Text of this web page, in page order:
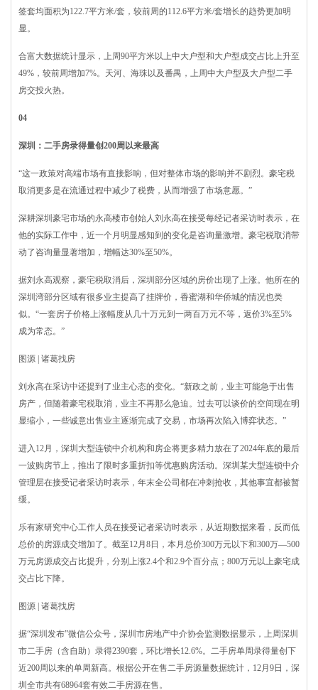
签套均面积为122.7平方米/套，较前周的112.6平方米/套增长的趋势更加明
显。
合富大数据统计显示，上周90平方米以上中大户型和大户型成交占比上升至
49%，较前周增加7%。天河、海珠以及番禺，上周中大户型及大户型二手
房交投火热。
04
深圳：二手房录得量创200周以来最高
“这一政策对高端市场有直接影响，但对整体市场的影响并不剧烈。豪宅税
取消更多是在流通过程中减少了税费，从而增强了市场意愿。”
深耕深圳豪宅市场的永高楼市创始人刘永高在接受每经记者采访时表示，在
他的实际工作中，近一个月明显感知到的变化是咨询量激增。豪宅税取消带
动了咨询量显著增加，增幅达30%至50%。
据刘永高观察，豪宅税取消后，深圳部分区域的房价出现了上涨。他所在的
深圳湾部分区域有很多业主提高了挂牌价，香蜜湖和华侨城的情况也类
似。“一套房子价格上涨幅度从几十万元到一两百万元不等，返价3%至5%
成为常态。”
图源 | 诸葛找房
刘永高在采访中还提到了业主心态的变化。“新政之前，业主可能急于出售
房产，但随着豪宅税取消，业主不再那么急迫。过去可以谈价的空间现在明
显缩小，一些诚意出售业主逐渐完成了交易，市场再次陷入博弈状态。”
进入12月，深圳大型连锁中介机构和房企将更多精力放在了2024年底的最后
一波购房节上，推出了限时多重折扣等优惠购房活动。深圳某大型连锁中介
管理层在接受记者采访时表示，年末全公司都在冲刺抢收，其他事宜都被暂
缓。
乐有家研究中心工作人员在接受记者采访时表示，从近期数据来看，反而低
总价的房源成交增加了。截至12月8日，本月总价300万元以下和300万—500
万元房源成交占比提升，分别上涨2.4个和2.9个百分点；800万元以上豪宅成
交占比下降。
图源 | 诸葛找房
据“深圳发布”微信公众号，深圳市房地产中介协会监测数据显示，上周深圳
市二手房（含自助）录得2390套，环比增长12.6%。二手房单周录得量创下
近200周以来的单周新高。根据公开在售二手房源量数据统计，12月9日，深
圳全市共有68964套有效二手房源在售。